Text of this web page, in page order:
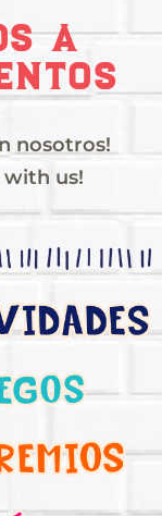
A
nosotros!
with us!